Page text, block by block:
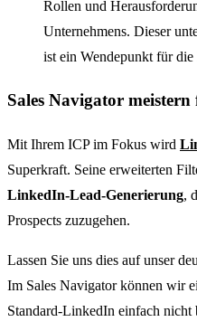
Rollen und
Unternehmens. Dieser
ist ein Wendepunkt für
Sales Navigator
Mit Ihrem ICP im Fokus wird
Superkraft. Seine erweiterten
LinkedIn-Lead-Generierung,
Prospects zuzugehen.
Lassen Sie uns dies auf unser
Im Sales Navigator können wir
Standard-LinkedIn einfach nicht